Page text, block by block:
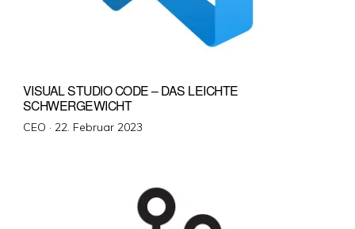
VISUAL STUDIO CODE – DAS LEICHTE
SCHWERGEWICHT
CEO · Veröffentlicht
22. Februar 2023